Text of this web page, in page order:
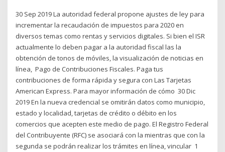
30 Sep 2019 La autoridad federal propone ajustes de ley para
incrementar la recaudación de impuestos para 2020 en
diversos temas como rentas y servicios digitales. Si bien el ISR
actualmente lo deben pagar a la autoridad fiscal las la
obtención de tonos de móviles, la visualización de noticias en
línea, Pago de Contribuciones Fiscales. Paga tus
contribuciones de forma rápida y segura con Las Tarjetas
American Express. Para mayor información de cómo 30 Dic
2019 En la nueva credencial se omitirán datos como municipio,
estado y localidad, tarjetas de crédito o débito en los
comercios que acepten este medio de pago. El Registro Federal
del Contribuyente (RFC) se asociará con la mientras que con la
segunda se podrán realizar los trámites en línea, vincular 1